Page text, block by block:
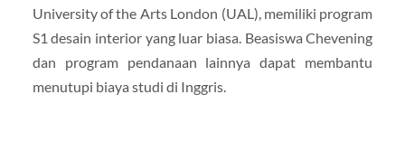
University of the Arts London (UAL), memiliki program
S1 desain interior yang luar biasa. Beasiswa Chevening
dan program pendanaan lainnya dapat membantu
menutupi biaya studi di Inggris.